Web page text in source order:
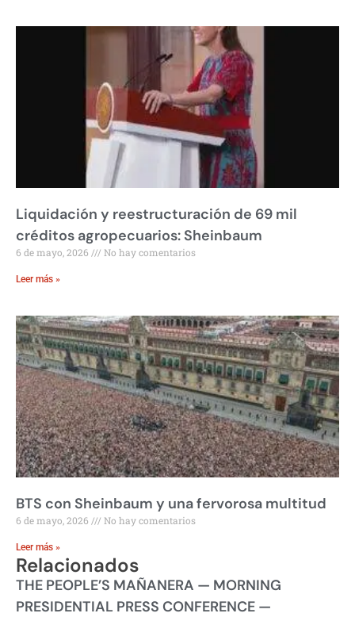
Liquidación y reestructuración de 69 mil
créditos agropecuarios: Sheinbaum
6 de mayo, 2026 No hay comentarios
Leer más »
BTS con Sheinbaum y una fervorosa multitud
6 de mayo, 2026 No hay comentarios
Leer más »
Relacionados
THE PEOPLE’S MAÑANERA — MORNING
PRESIDENTIAL PRESS CONFERENCE —